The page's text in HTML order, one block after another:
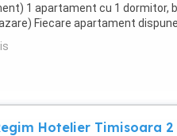
1 apartament cu 1 dormitor,
Fiecare apartament
cu cabina ...
Hotelier Timisoara